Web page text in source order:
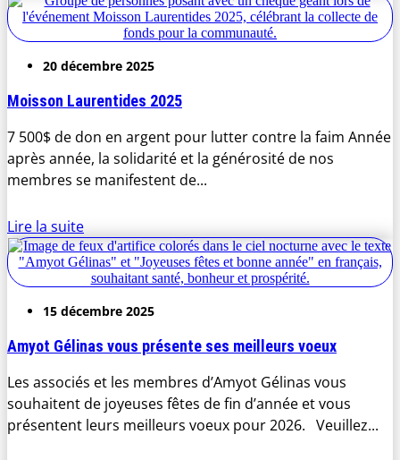
20 décembre 2025
Moisson Laurentides 2025
7 500$ de don en argent pour lutter contre la faim Année
après année, la solidarité et la générosité de nos
membres se manifestent de...
Lire la suite
15 décembre 2025
Amyot Gélinas vous présente ses meilleurs voeux
Les associés et les membres d’Amyot Gélinas vous
souhaitent de joyeuses fêtes de fin d’année et vous
présentent leurs meilleurs voeux pour 2026. Veuillez...